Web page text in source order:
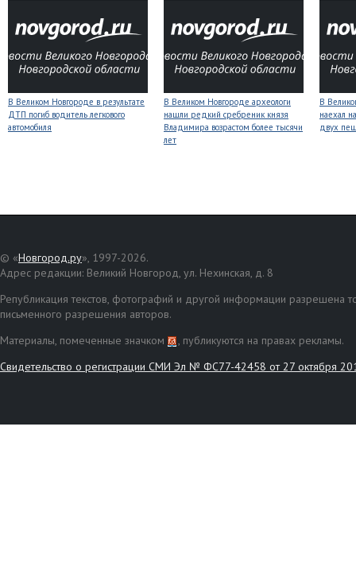
В Великом Новгороде в результате
ДТП погиб водитель легкового
автомобиля
В Великом Новгороде археологи
нашли редкий сребреник князя
Владимира возрастом более тысячи
лет
В
наехал
двух
© «Новгород.ру», 1997-2026.
Адрес редакции: Великий Новгород, ул. Нехинская, д. 8
Републикация текстов, фотографий и другой информации разрешена
письменного разрешения авторов.
Материалы, помеченные значком
, публикуются на правах рекламы.
Свидетельство о регистрации СМИ Эл № ФС77-42458 от 27 октября